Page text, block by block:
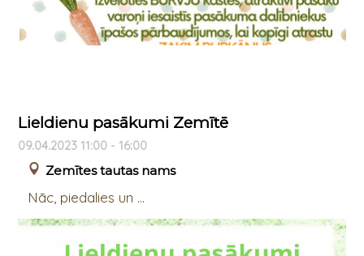
Lieldienu pasākumi Zemītē
09.04.2023 11:00 - 16:00
Zemītes tautas nams
Nāc, piedalies un ...